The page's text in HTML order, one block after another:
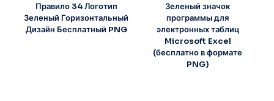
Правило 34 Логотип
Зеленый Горизонтальный
Дизайн Бесплатный PNG
Зеленый значок
программы для
электронных таблиц
Microsoft Excel
(бесплатно в формате
PNG)